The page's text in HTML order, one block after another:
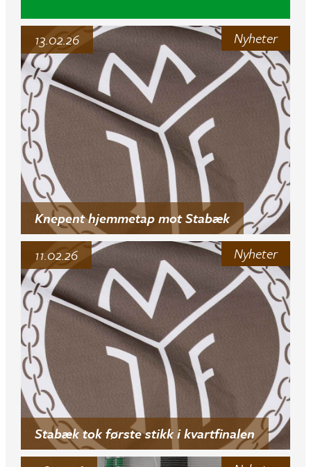
Nyheter
Knepent hjemmetap mot Stabæk
13.02.26
Nyheter
Stabæk tok første stikk i kvartfinalen
11.02.26